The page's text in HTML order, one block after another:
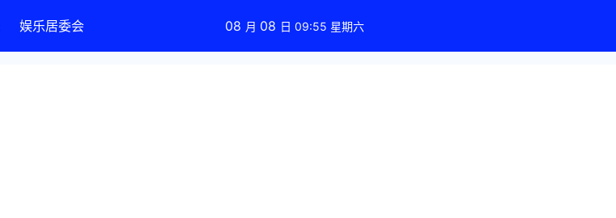
娱乐居委会 08 月 08 日 09:55 星期六